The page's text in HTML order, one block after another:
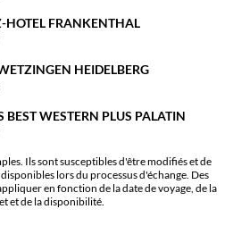
HOTEL FRANKENTHAL
HEIDELBERG
BEST WESTERN PLUS PALATIN
Ils sont susceptibles d'être modifiés et de
lors du processus d'échange. Des
en fonction de la date de voyage, de la
et de la disponibilité.